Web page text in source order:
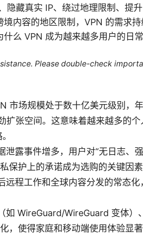
隐藏真实 IP、绕过地理限制、提
内容的地区限制，VPN 的需求
么 VPN 成为越来越多用户的日常
Please double-check
场规模处于数十亿美元级别，年
扩张空间。这意味着越来越多的
露事件增多，用户对“无日志、
保护上的承诺成为选购的关键因素
远程工作和全球内容分发的常态
WireGuard/WireGuard 变体）
，使得家庭和移动端使用体验显著